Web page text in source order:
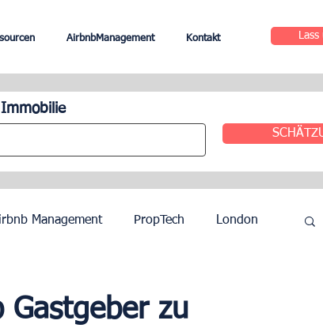
AirbnbManagement Kontakt
Management PropTech London
zu